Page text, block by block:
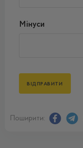
Мінуси
Поширити: